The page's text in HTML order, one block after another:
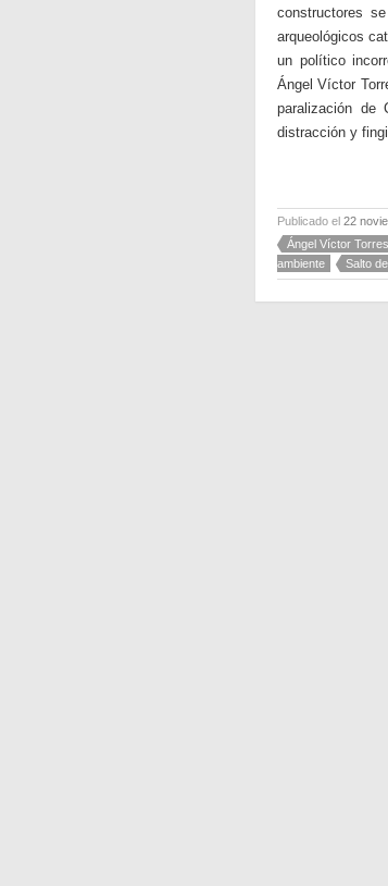
constructores
arqueológicos
un político
Ángel Víctor
paralización de
distracción y
Publicado el 22
Ángel Víctor Torres
ambiente
Salto